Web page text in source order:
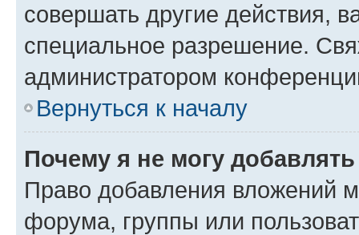
совершать другие действия,
специальное разрешение.
администратором
Вернуться к началу
Почему я не могу
Право добавления вложений
форума, группы или